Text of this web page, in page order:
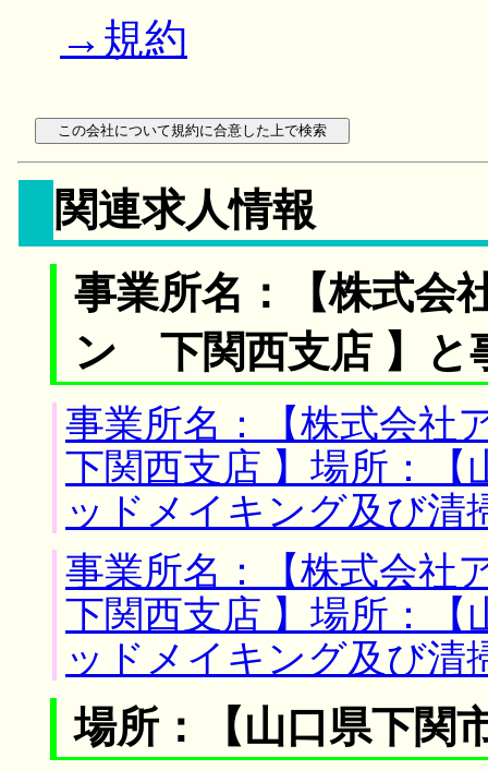
→規約
関連求人情報
事業所名：【株式会
ン 下関西支店 】と
事業所名：【株式会
下関西支店 】場所：【
ッドメイキング及び清
事業所名：【株式会
下関西支店 】場所：【
ッドメイキング及び清
場所：【山口県下関